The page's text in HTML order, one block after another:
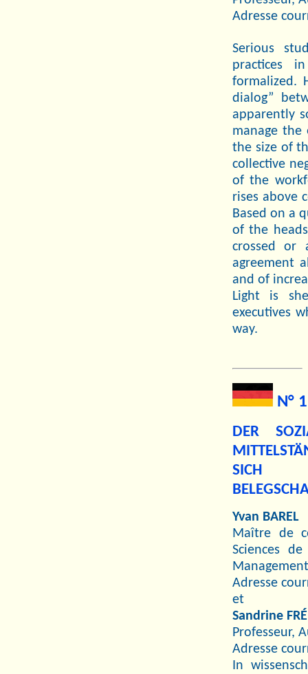
Adresse
Serious
practices
formalized.
dialog”
apparently
manage the
the size of
collective
of the
rises above
Based on a
of the
crossed or
agreement
and of
Light is
executives
way.
N°
DER
SICH
Yvan BAREL
Maître de
Sciences
Adresse
et
Sandrine
Professeur,
Adresse
In